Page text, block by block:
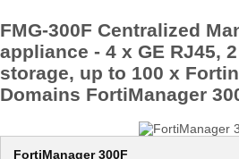
FMG-300F Centralized
appliance - 4 x GE RJ45,
storage, up to 100 x
Domains FortiManager
FortiManager 300F